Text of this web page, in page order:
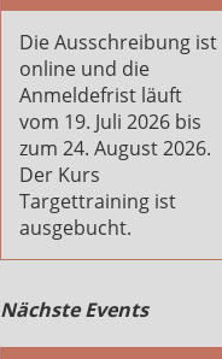
Die Ausschreibung ist
online und die
Anmeldefrist läuft
vom 19. Juli 2026 bis
zum 24. August 2026.
Der Kurs
Targettraining ist
ausgebucht.
Nächste Events